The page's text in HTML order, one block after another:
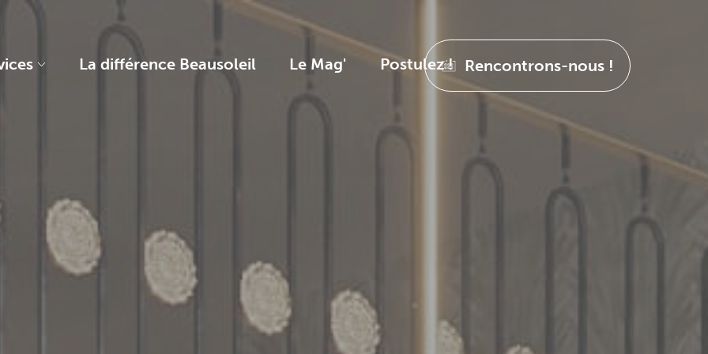
La différence Beausoleil Le Mag' Postulez ! Rencontrons-nous !